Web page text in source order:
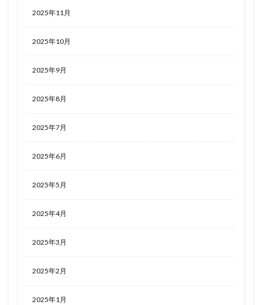
2025年11月
2025年10月
2025年9月
2025年8月
2025年7月
2025年6月
2025年5月
2025年4月
2025年3月
2025年2月
2025年1月